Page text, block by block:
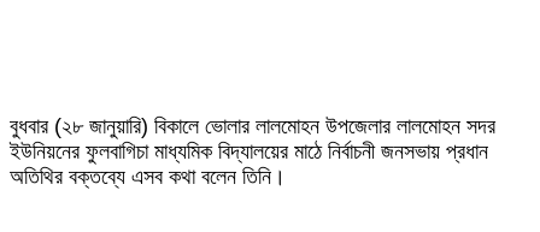
বুধবার (২৮ জানুয়ারি) বিকালে ভোলার লালমোহন উপজেলার লালমোহন সদর
ইউনিয়নের ফুলবাগিচা মাধ্যমিক বিদ্যালয়ের মাঠে নির্বাচনী জনসভায় প্রধান
অতিথির বক্তব্যে এসব কথা বলেন তিনি।